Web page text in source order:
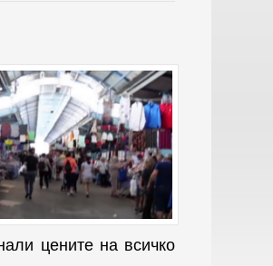
цените на всичко